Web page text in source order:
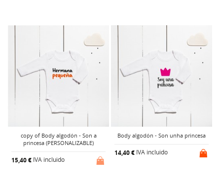
copy of Body algodón - Son a
princesa (PERSONALIZABLE)
15,40 € IVA incluido
Body algodón - Son unha princesa
14,40 € IVA incluido